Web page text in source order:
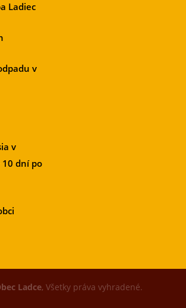
Ladiec
v
v
10 dní po
Ladce, Všetky práva vyhradené.